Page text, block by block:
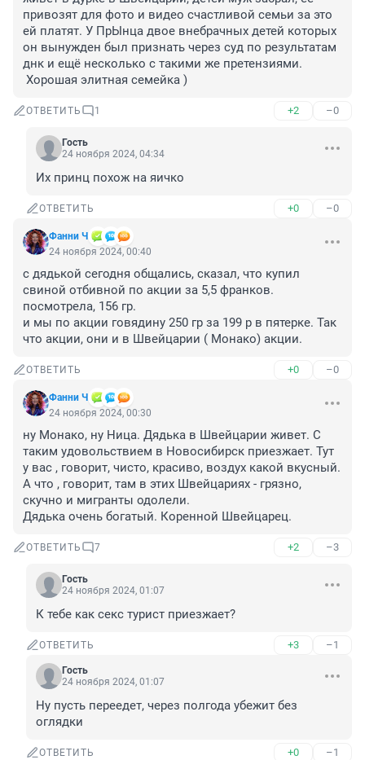
привозят для фото и видео счастливой семьи за это
ей платят. У ПрЫнца двое внебрачных детей которых
он вынужден был признать через суд по результатам
днк и ещё несколько с такими же претензиями.
Хорошая элитная семейка )
ОТВЕТИТЬ 1 +2 –0
Гость
24 ноября 2024, 04:34
Их принц похож на яичко
ОТВЕТИТЬ +0 –0
Фанни Ч
24 ноября 2024, 00:40
с дядькой сегодня общались, сказал, что купил
свиной отбивной по акции за 5,5 франков.
посмотрела, 156 гр.
и мы по акции говядину 250 гр за 199 р в пятерке. Так
что акции, они и в Швейцарии ( Монако) акции.
ОТВЕТИТЬ +0 –0
Фанни Ч
24 ноября 2024, 00:30
ну Монако, ну Ница. Дядька в Швейцарии живет. С
таким удовольствием в Новосибирск приезжает. Тут
у вас , говорит, чисто, красиво, воздух какой вкусный.
А что , говорит, там в этих Швейцариях - грязно,
скучно и мигранты одолели.
Дядька очень богатый. Коренной Швейцарец.
ОТВЕТИТЬ 7 +2 –3
Гость
24 ноября 2024, 01:07
К тебе как секс турист приезжает?
ОТВЕТИТЬ +3 –1
Гость
24 ноября 2024, 01:07
Ну пусть переедет, через полгода убежит без
оглядки
ОТВЕТИТЬ +0 –1